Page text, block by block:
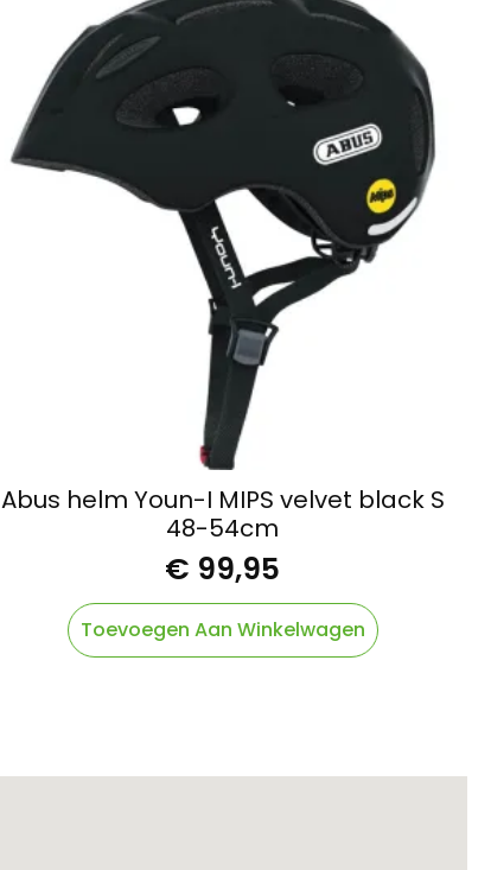
Abus helm Youn-I MIPS velvet black S
48-54cm
€ 99,95
Toevoegen Aan Winkelwagen